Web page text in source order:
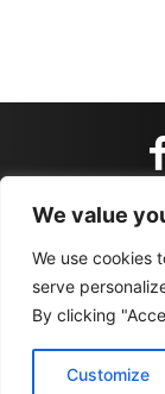
We value
We use cookies
serve
By clicking
Customize